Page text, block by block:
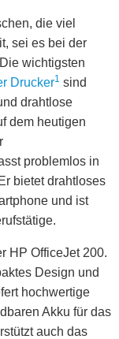
die viel
sei es bei der
wichtigsten
Drucker1 sind
drahtlose
dem heutigen
problemlos in
bietet drahtloses
und ist
HP OfficeJet 200.
Design und
hochwertige
Akku für das
auch das